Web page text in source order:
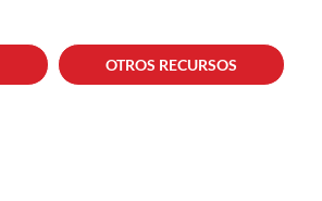
OTROS RECURSOS